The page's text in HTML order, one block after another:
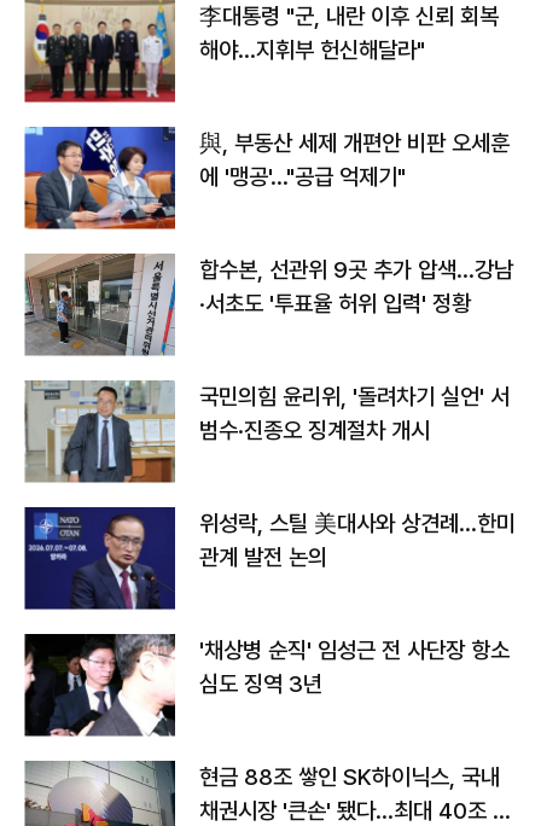
李대통령 "군, 내란 이후 신뢰 회복
해야…지휘부 헌신해달라"
與, 부동산 세제 개편안 비판 오세훈
에 '맹공'…"공급 억제기"
합수본, 선관위 9곳 추가 압색…강남
·서초도 '투표율 허위 입력' 정황
국민의힘 윤리위, '돌려차기 실언' 서
범수·진종오 징계절차 개시
위성락, 스틸 美대사와 상견례…한미
관계 발전 논의
'채상병 순직' 임성근 전 사단장 항소
심도 징역 3년
현금 88조 쌓인 SK하이닉스, 국내
채권시장 '큰손' 됐다…최대 40조 투